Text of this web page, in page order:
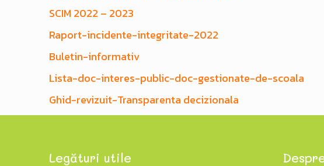
SCIM 2022 – 2023
Raport-incidente-integritate-2022
Buletin-informativ
Lista-doc-interes-public-doc-gestionate-de-scoala
Ghid-revizuit-Transparenta decizionala
Legături utile